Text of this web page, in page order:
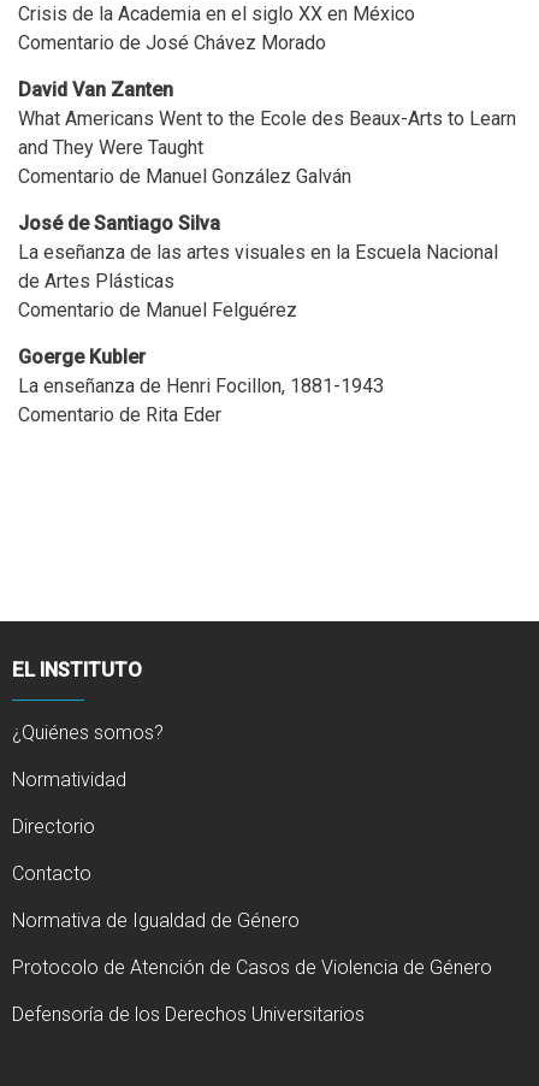
Crisis de la Academia en el siglo XX en México
Comentario de José Chávez Morado
David Van Zanten
What Americans Went to the Ecole des Beaux-Arts to Learn
and They Were Taught
Comentario de Manuel González Galván
José de Santiago Silva
La eseñanza de las artes visuales en la Escuela Nacional
de Artes Plásticas
Comentario de Manuel Felguérez
Goerge Kubler
La enseñanza de Henri Focillon, 1881-1943
Comentario de Rita Eder
EL INSTITUTO
¿Quiénes somos?
Normatividad
Directorio
Contacto
Normativa de Igualdad de Género
Protocolo de Atención de Casos de Violencia de Género
Defensoría de los Derechos Universitarios